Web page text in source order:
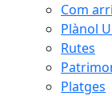
Com
Plànol
Rutes
Platges